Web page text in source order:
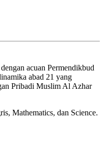
acuan Permendikbud
abad 21 yang
Pribadi Muslim Al Azhar
Mathematics, dan Science.